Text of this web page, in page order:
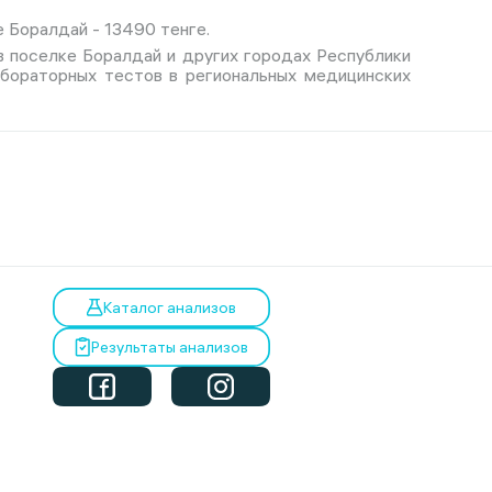
Боралдай - 13490 тенге.
Боралдай и других городах Республики
тестов в региональных медицинских
Каталог анализов
Результаты анализов